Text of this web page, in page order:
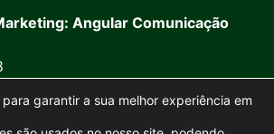
Angular Comunicação
garantir a sua melhor experiência em